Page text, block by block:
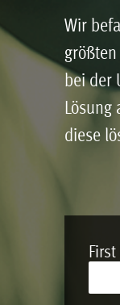
Wir
bei der
diese